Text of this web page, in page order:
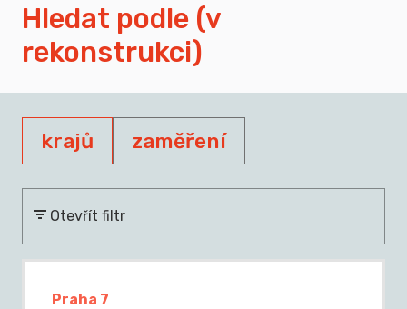
Hledat podle (v
rekonstrukci)
krajů zaměření
Otevřít filtr
Praha 7